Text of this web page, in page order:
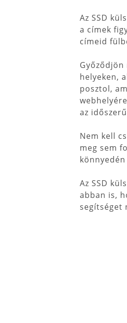
Az SSD
a címek
címeid
helyeken,
posztol,
az
Nem kell
meg sem
Az SSD
abban is,
segítséget